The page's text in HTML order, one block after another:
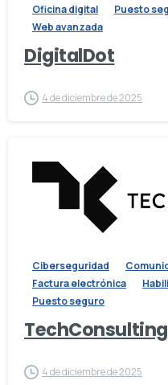
Oficina digital Puesto
Web avanzada
DigitalDot
4 de diciembre de 2025
Ciberseguridad
Factura electrónica
Puesto seguro
TechConsulting
4 de diciembre de 2025